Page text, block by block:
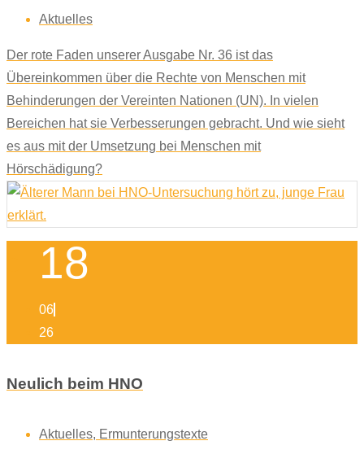
Aktuelles
Der rote Faden unserer Ausgabe Nr. 36 ist das
Übereinkommen über die Rechte von Menschen mit
Behinderungen der Vereinten Nationen (UN). In vielen
Bereichen hat sie Verbesserungen gebracht. Und wie sieht
es aus mit der Umsetzung bei Menschen mit
Hörschädigung?
18
06
26
Neulich beim HNO
Aktuelles, Ermunterungstexte